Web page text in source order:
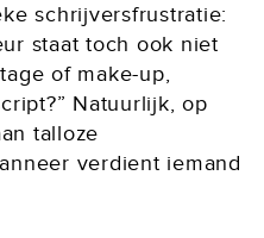
schrijversfrustratie:
staat toch ook niet
of make-up,
Natuurlijk, op
talloze
verdient iemand